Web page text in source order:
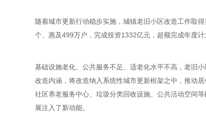
随着城市更新行动稳步实施，城镇老旧小区改造工作取
个、惠及499万户，完成投资1332亿元，超额完成年度计
基础设施老化、公共服务不足、适老化水平不高，老旧
改造内涵，将改造纳入系统性城市更新框架之中，推动
社区养老服务中心、垃圾分类回收设施、公共活动空间
展注入了新动能。